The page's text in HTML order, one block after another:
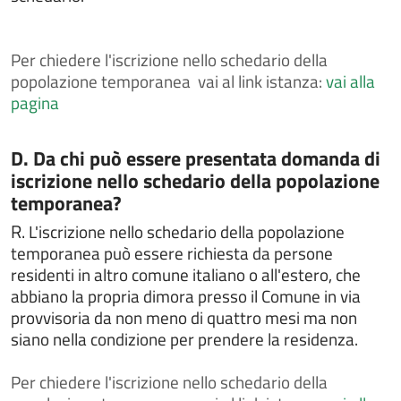
Depositare o ritirare le disposizioni anticipate di
Dichiarare l'avvenuta riconciliazione con il coniuge
Dichiarare l'esatta indicazione del nome composto da
più elementi
extracomunitari
Dissequestro di veicoli sequestrati perchè sprovvisti
di assicurazione
Donazione degli organi
FAQ
Gestire un'area verde
IMU - Imposta Municipale Unica
Intrattenimenti, spettacoli, eventi e manifestazioni
Iscriversi o cancellarsi dall'albo degli scrutatori
Perchiedere l'iscrizione nello schedario della
popolazione temporanea vai al link istanza:vai alla
pagina
Categoria:
D. Da chi può essere presentata domanda di
iscrizione nello schedario della popolazione
temporanea?
R. L'iscrizione nello schedario della popolazione
temporanea può essere richiesta da persone
residenti in altro comune italiano o all'estero, che
abbiano la propria dimora presso il Comune in via
provvisoria da non meno di quattro mesi ma non
siano nella condizione per prendere la residenza.
Perchiedere l'iscrizione nello schedario della